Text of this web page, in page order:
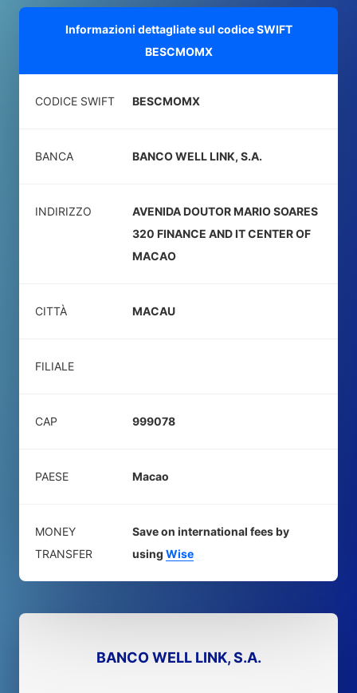
Informazioni dettagliate sul codice SWIFT
BESCMOMX
CODICE SWIFT BESCMOMX
BANCA BANCO WELL LINK, S.A.
INDIRIZZO
AVENIDA DOUTOR MARIO SOARES
320 FINANCE AND IT CENTER OF
MACAO
CITTÀ MACAU
FILIALE
CAP 999078
PAESE Macao
MONEY
TRANSFER
Save on international fees by
using Wise
BANCO WELL LINK, S.A.